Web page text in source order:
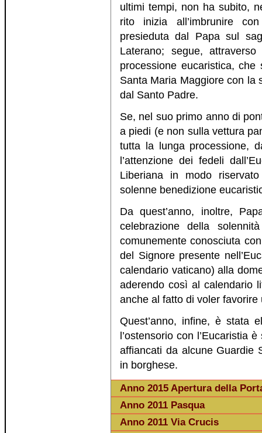
ultimi tempi, non ha subito,
rito inizia all’imbrunire
presieduta dal Papa sul
Laterano; segue,
processione eucaristica,
Santa Maria Maggiore con la
dal Santo Padre.
Se, nel suo primo anno di
a piedi (e non sulla vettura
tutta la lunga processione,
l’attenzione dei fedeli
Liberiana in modo
solenne benedizione
Da quest’anno, inoltre,
celebrazione della
comunemente conosciuta
del Signore presente
calendario vaticano) alla
aderendo così al calendario
anche al fatto di voler
Quest’anno, infine, è stata
l’ostensorio con l’Eucaristia
affiancati da alcune Guardie
in borghese.
Anno 2015 Apertura della
Anno 2011 Pasqua
Anno 2011 Via Crucis